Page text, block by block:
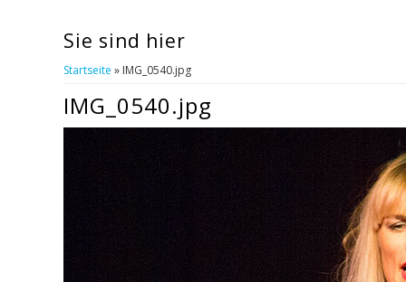
Sie sind hier
Startseite » IMG_0540.jpg
IMG_0540.jpg